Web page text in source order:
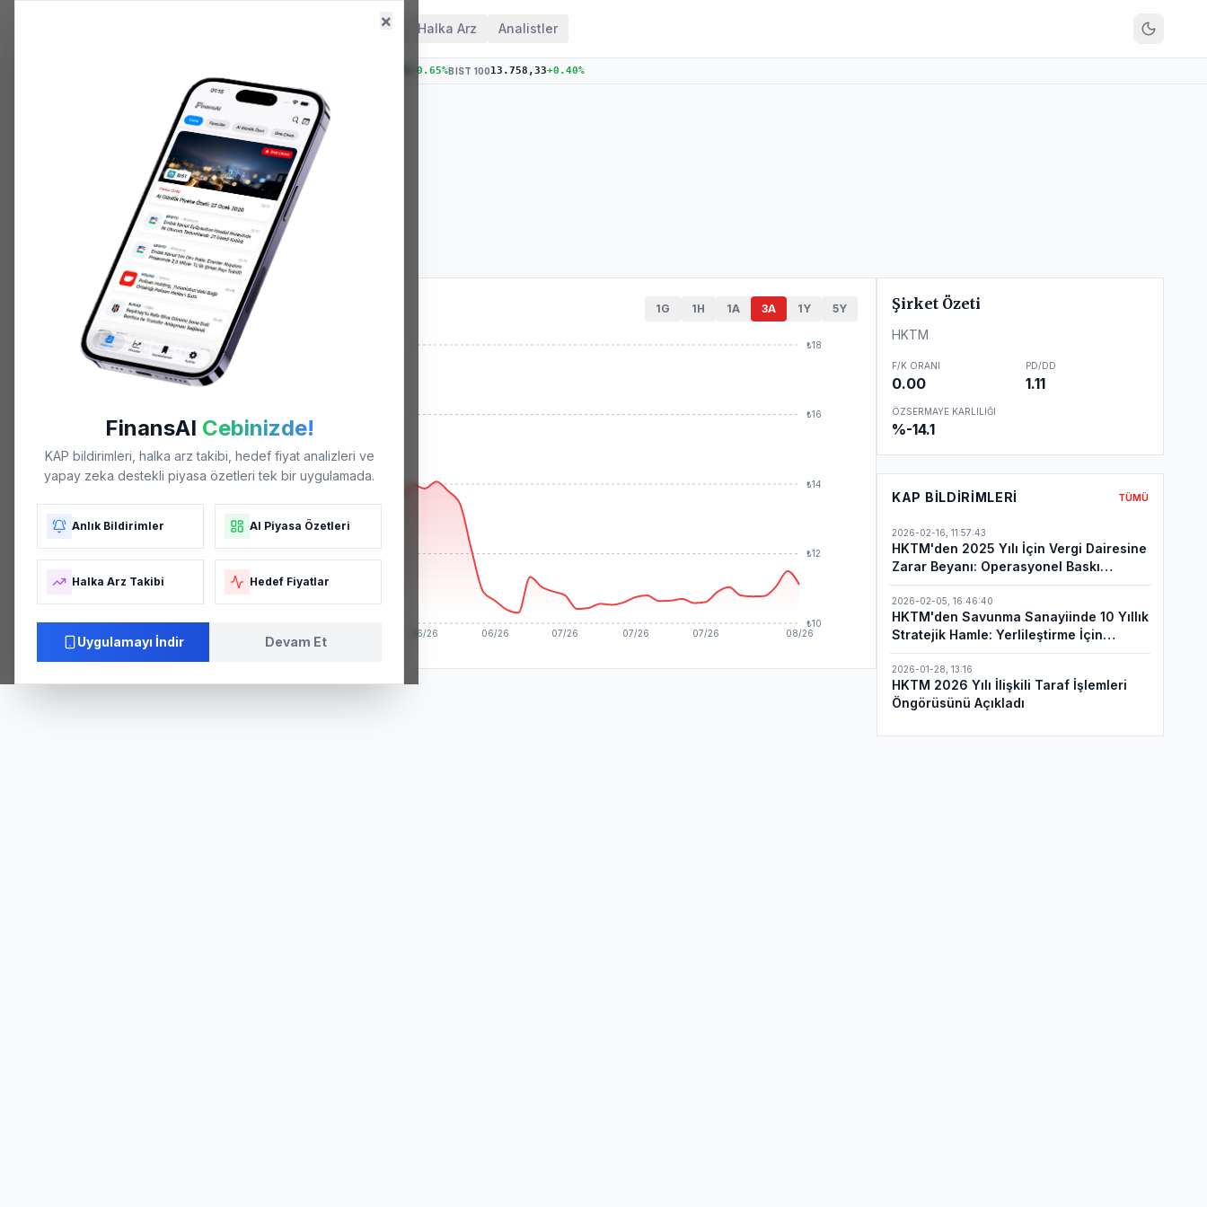
Hisseler Halka Arz Analistler
0.65%BIST 10013.758,33+0.40%
×
FinansAI Cebinizde!
KAP bildirimleri, halka arz takibi, hedef fiyat analizleri ve
yapay zeka destekli piyasa özetleri tek bir uygulamada.
Anlık Bildirimler AI Piyasa Özetleri
Halka Arz Takibi Hedef Fiyatlar
Uygulamayı İndir Devam Et
HISSELER HKTM
HKTM
-29.05%)
GÜN DÜŞÜK
11.02
GÜN YÜKSEK
11.62
HACIM
2.9M
Fiyat Grafiği 1G 1H 1A 3A 1Y 5Y
04/26 05/26 06/26 06/26 07/26 07/26 07/26 08/26
₺10
₺12
₺14
₺16
₺18
Şirket Özeti
HKTM
F/K ORANI
0.00
PD/DD
1.11
ÖZSERMAYE KARLILIĞI
%-14.1
KAP BILDIRIMLERI TÜMÜ
2026-02-16 11:57:43
HKTM'den 2025 Yılı İçin Vergi Dairesine
Zarar Beyanı: Operasyonel Baskı
Sürüyor
2026-02-05 16:46:40
HKTM'den Savunma Sanayiinde 10 Yıllık
Stratejik Hamle: Yerlileştirme İçin
İmzalar Atıldı
2026-01-28 13:16
HKTM 2026 Yılı İlişkili Taraf İşlemleri
Öngörüsünü Açıkladı